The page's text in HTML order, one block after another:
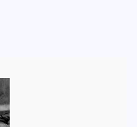
Popełnił
Przestępstwo
Przed